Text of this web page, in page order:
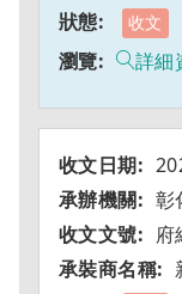
收文
詳細
彰
府